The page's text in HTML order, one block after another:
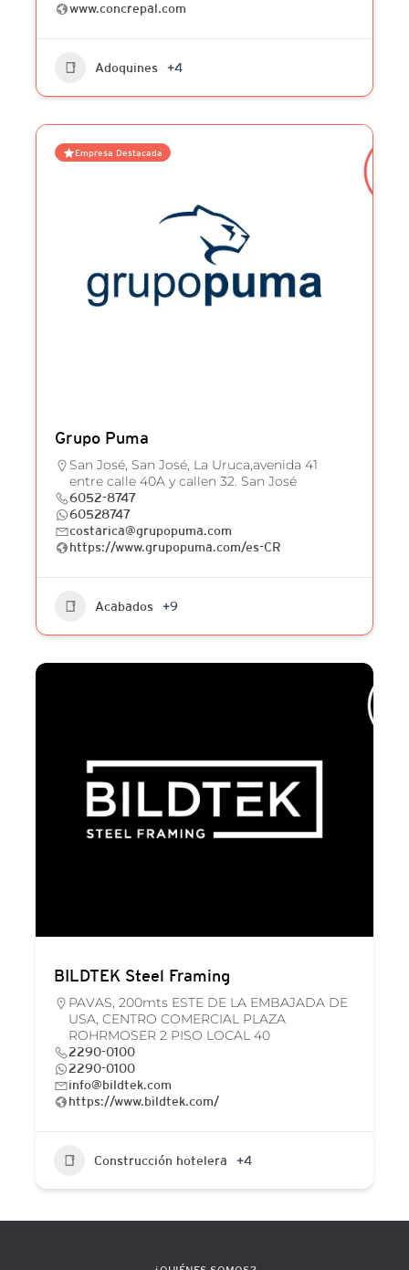
www.concrepal.com
Adoquines +4
Empresa Destacada
Grupo Puma
San José, San José, La Uruca,avenida 41
entre calle 40A y callen 32. San José
6052-8747
60528747
costarica@grupopuma.com
https://www.grupopuma.com/es-CR
Acabados +9
BILDTEK Steel Framing
PAVAS, 200mts ESTE DE LA EMBAJADA DE
USA, CENTRO COMERCIAL PLAZA
ROHRMOSER 2 PISO LOCAL 40
2290-0100
2290-0100
info@bildtek.com
https://www.bildtek.com/
Construcción hotelera +4